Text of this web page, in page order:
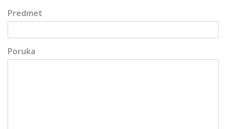
Predmet
Poruka